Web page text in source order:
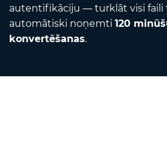
autentifikāciju — turklāt visi faili
automātiski noņemti 120
konvertēšanas.